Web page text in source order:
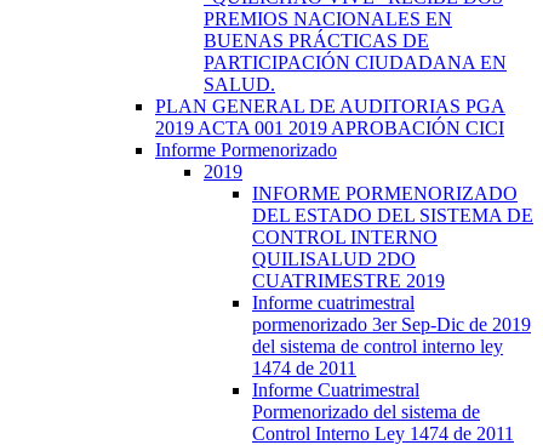
PREMIOS NACIONALES EN
BUENAS PRÁCTICAS DE
PARTICIPACIÓN CIUDADANA EN
SALUD.
PLAN GENERAL DE AUDITORIAS PGA
2019 ACTA 001 2019 APROBACIÓN CICI
Informe Pormenorizado
2019
INFORME PORMENORIZADO
DEL ESTADO DEL SISTEMA DE
CONTROL INTERNO
QUILISALUD 2DO
CUATRIMESTRE 2019
Informe cuatrimestral
pormenorizado 3er Sep-Dic de 2019
del sistema de control interno ley
1474 de 2011
Informe Cuatrimestral
Pormenorizado del sistema de
Control Interno Ley 1474 de 2011